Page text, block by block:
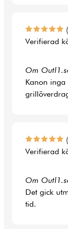
Verifierad
Om
Kanon
Verifierad
Om
Det gick
tid.